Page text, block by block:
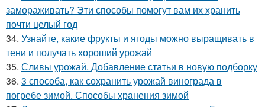
замораживать? Эти способы помогут вам их хранить
почти целый год
34. Узнайте, какие фрукты и ягоды можно выращивать в
тени и получать хороший урожай
35. Сливы урожай. Добавление статьи в новую подборку
36. 3 способа, как сохранить урожай винограда в
погребе зимой. Способы хранения зимой